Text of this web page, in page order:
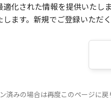
適化された情報を提供いたし
ます。新規でご登録いただ
済みの場合は再度このページに戻